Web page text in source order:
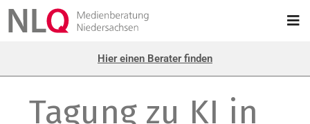
Hier einen Berater finden
Tagung zu KI in